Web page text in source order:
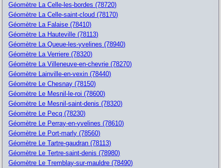
Géomètre La Celle-les-bordes (78720)
Géomètre La Celle-saint-cloud (78170)
Géomètre La Falaise (78410)
Géomètre La Hauteville (78113)
Géomètre La Queue-les-yvelines (78940)
Géomètre La Verriere (78320)
Géomètre La Villeneuve-en-chevrie (78270)
Géomètre Lainville-en-vexin (78440)
Géomètre Le Chesnay (78150)
Géomètre Le Mesnil-le-roi (78600)
Géomètre Le Mesnil-saint-denis (78320)
Géomètre Le Pecq (78230)
Géomètre Le Perray-en-yvelines (78610)
Géomètre Le Port-marly (78560)
Géomètre Le Tartre-gaudran (78113)
Géomètre Le Tertre-saint-denis (78980)
Géomètre Le Tremblay-sur-mauldre (78490)